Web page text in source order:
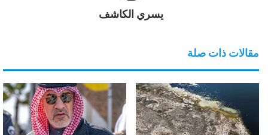
يسري الكاشف
مقالات ذات صلة